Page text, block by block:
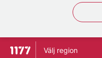
Till startsidan för 1177
Välj region